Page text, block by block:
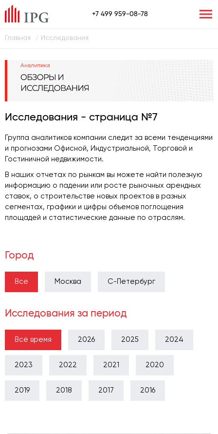
+7 499 959-08-78
Главная / Исследования
Исследования - страница №7
Группа аналитиков компании следит за всеми тенденциями
и прогнозами Офисной, Индустриальной, Торговой и
Гостиничной недвижимости.
В наших отчетах по рынкам вы можете найти полезную
информацию о падении или росте рыночных арендных
ставок, о строительстве новых проектов в разных
сегментах, графики и цифры объемов поглощения
площадей и статистические данные по отраслям.
Город
Все Москва С-Петербург
Исследования за период
Всё время 2026 2025 2024
2023 2022 2021 2020
2019 2018 2017 2016